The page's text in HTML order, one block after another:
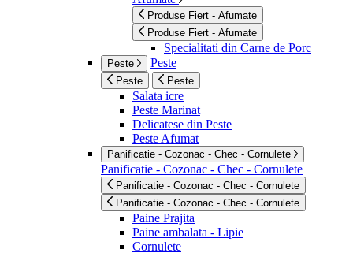
Produse Fiert - Afumate
Produse Fiert - Afumate
Specialitati din Carne de Porc
Peste Peste
Peste Peste
Salata icre
Peste Marinat
Delicatese din Peste
Peste Afumat
Panificatie - Cozonac - Chec - Cornulete
Panificatie - Cozonac - Chec - Cornulete
Panificatie - Cozonac - Chec - Cornulete
Panificatie - Cozonac - Chec - Cornulete
Paine Prajita
Paine ambalata - Lipie
Cornulete